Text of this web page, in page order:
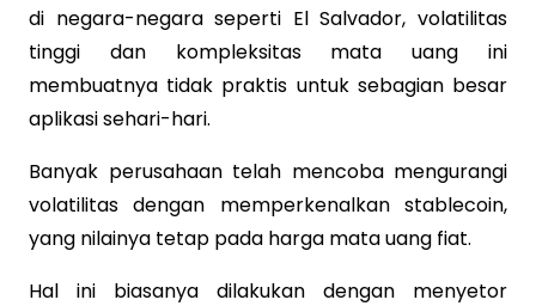
di negara-negara seperti El Salvador, volatilitas
tinggi dan kompleksitas mata uang ini
membuatnya tidak praktis untuk sebagian besar
aplikasi sehari-hari.
Banyak perusahaan telah mencoba mengurangi
volatilitas dengan memperkenalkan stablecoin,
yang nilainya tetap pada harga mata uang fiat.
Hal ini biasanya dilakukan dengan menyetor